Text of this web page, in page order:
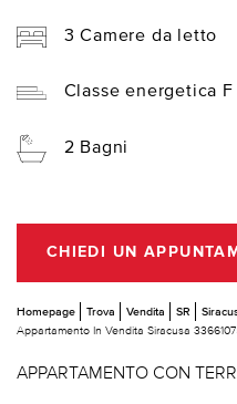
3 Camere da letto
Classe energetica F
2 Bagni
CHIEDI UN
Homepage Trova Vendita SR
Appartamento In Vendita Siracusa
APPARTAMENTO CON